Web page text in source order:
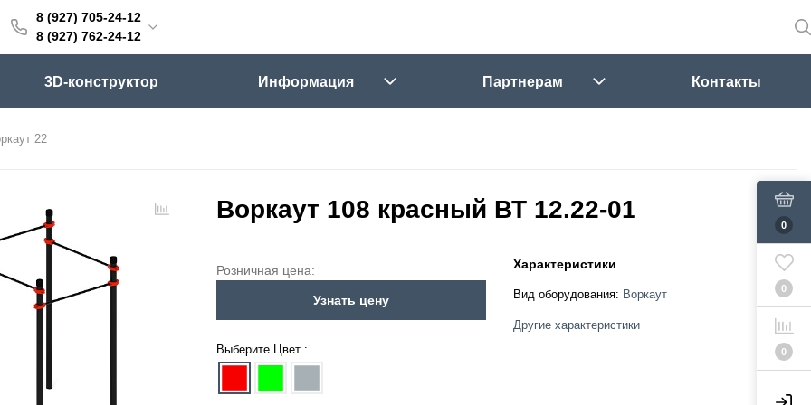
8 (927) 705-24-12
8 (927) 762-24-12
24-12
24-12
прайс-листа
3D-конструктор Информация Партнерам Контакты
0
0
0
22
Воркаут 108 красный ВТ 12.22-01
Розничная цена:
Узнать цену
Выберите Цвет :
Характеристики
Вид оборудования: Воркаут
Другие характеристики